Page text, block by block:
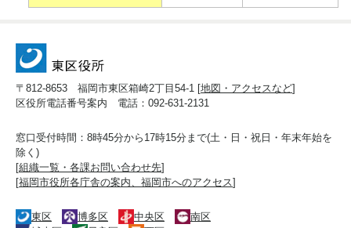
〒812-8653 福岡市東区箱崎2丁目54-1 [地図・アクセスなど]
区役所電話番号案内 電話：092-631-2131
窓口受付時間：8時45分から17時15分まで(土・日・祝日・年末年始を
除く)
[組織一覧・各課お問い合わせ先]
[福岡市役所各庁舎の案内、福岡市へのアクセス]
東区 博多区 中央区
南区